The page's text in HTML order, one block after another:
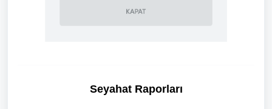
Seyahat Raporları